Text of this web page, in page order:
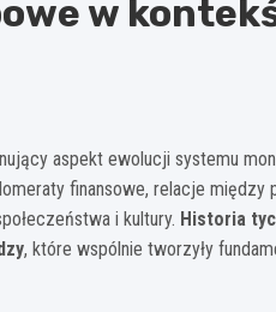
w
aspekt ewolucji systemu
finansowe, relacje między
i kultury. Historia
, które wspólnie tworzyły